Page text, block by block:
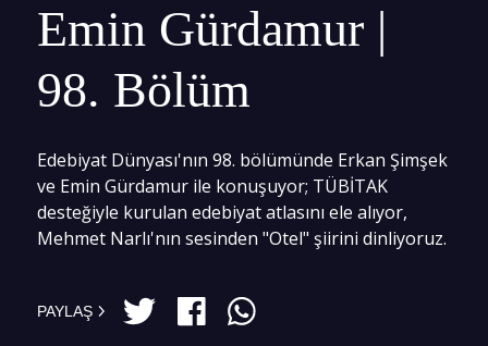
Emin Gürdamur |
98. Bölüm
Edebiyat Dünyası'nın 98. bölümünde Erkan Şimşek
ve Emin Gürdamur ile konuşuyor; TÜBİTAK
desteğiyle kurulan edebiyat atlasını ele alıyor,
Mehmet Narlı'nın sesinden "Otel" şiirini dinliyoruz.
PAYLAŞ